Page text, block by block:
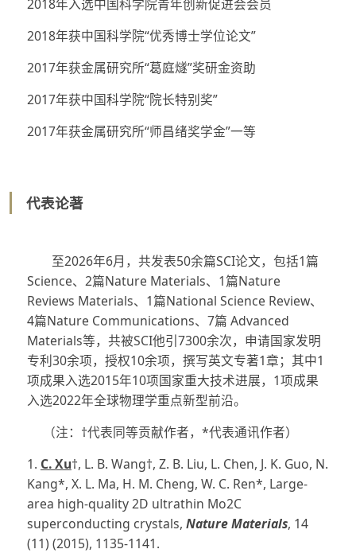
2018年入选中国科学院青年创新促进会会员
2018年获中国科学院“优秀博士学位论文”
2017年获金属研究所“葛庭燧”奖研金资助
2017年获中国科学院“院长特别奖”
2017年获金属研究所“师昌绪奖学金”一等
代表论著
至2026年6月，共发表50余篇SCI论文，包括1篇
Science、2篇Nature Materials、1篇Nature
Reviews Materials、1篇National Science Review、
4篇Nature Communications、7篇 Advanced
Materials等，共被SCI他引7300余次，申请国家发明
专利30余项，授权10余项，撰写英文专著1章；其中1
项成果入选2015年10项国家重大技术进展，1项成果
入选2022年全球物理学重点新型前沿。
（注：†代表同等贡献作者，*代表通讯作者）
1. C. Xu†, L. B. Wang†, Z. B. Liu, L. Chen, J. K. Guo, N.
Kang*, X. L. Ma, H. M. Cheng, W. C. Ren*, Large-
area high-quality 2D ultrathin Mo2C
superconducting crystals, Nature Materials, 14
(11) (2015), 1135-1141.